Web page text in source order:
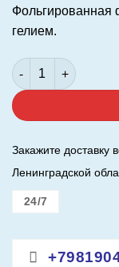
Фольгированная
гелием.
Количество
Закажите доставку
Ленинградской
24/7